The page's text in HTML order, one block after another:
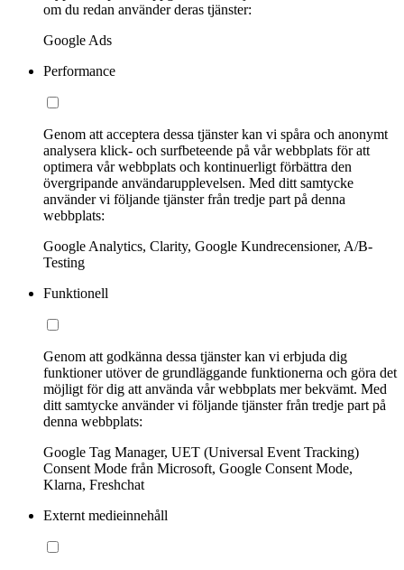
om du redan använder deras tjänster:
Google Ads
Performance
Genom att acceptera dessa tjänster kan vi spåra och anonymt
analysera klick- och surfbeteende på vår webbplats för att
optimera vår webbplats och kontinuerligt förbättra den
övergripande användarupplevelsen. Med ditt samtycke
använder vi följande tjänster från tredje part på denna
webbplats:
Google Analytics, Clarity, Google Kundrecensioner, A/B-
Testing
Funktionell
Genom att godkänna dessa tjänster kan vi erbjuda dig
funktioner utöver de grundläggande funktionerna och göra det
möjligt för dig att använda vår webbplats mer bekvämt. Med
ditt samtycke använder vi följande tjänster från tredje part på
denna webbplats:
Google Tag Manager, UET (Universal Event Tracking)
Consent Mode från Microsoft, Google Consent Mode,
Klarna, Freshchat
Externt medieinnehåll